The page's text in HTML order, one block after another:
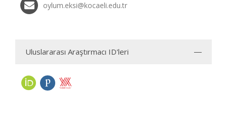
oylum.eksi@kocaeli.edu.tr
Uluslararası Araştırmacı ID'leri